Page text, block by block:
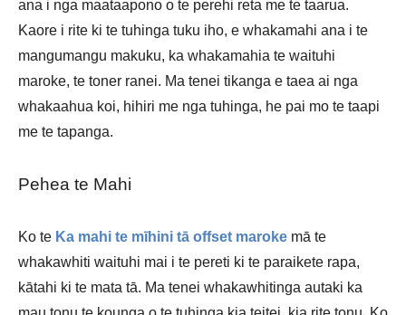
ana i nga maataapono o te perehi reta me te taarua.
Kaore i rite ki te tuhinga tuku iho, e whakamahi ana i te
mangumangu makuku, ka whakamahia te waituhi
maroke, te toner ranei. Ma tenei tikanga e taea ai nga
whakaahua koi, hihiri me nga tuhinga, he pai mo te taapi
me te tapanga.
Pehea te Mahi
Ko te Ka mahi te mīhini tā offset maroke mā te
whakawhiti waituhi mai i te pereti ki te paraikete rapa,
kātahi ki te mata tā. Ma tenei whakawhitinga autaki ka